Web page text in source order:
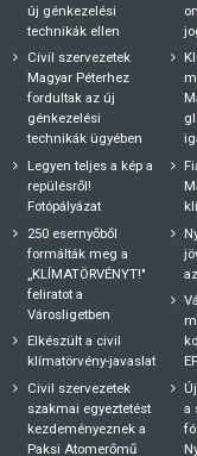
új génkezelési
technikák ellen
Civil szervezetek
Magyar Péterhez
fordultak az új
génkezelési
technikák ügyében
Legyen teljes a kép a
repülésről!
Fotópályázat
250 esernyőből
formálták meg a
„KLÍMATÖRVÉNYT!"
feliratot a
Városligetben
Elkészült a civil
klímatörvény-javaslat
Civil szervezetek
szakmai egyeztetést
kezdeményeznek a
Paksi Atomerőmű
a